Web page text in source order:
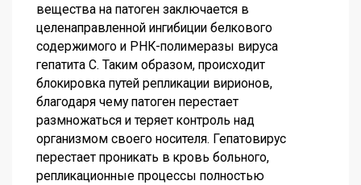
вещества на патоген заключается в
целенаправленной ингибиции белкового
содержимого и РНК-полимеразы вируса
гепатита С. Таким образом, происходит
блокировка путей репликации вирионов,
благодаря чему патоген перестает
размножаться и теряет контроль над
организмом своего носителя. Гепатовирус
перестает проникать в кровь больного,
репликационные процессы полностью